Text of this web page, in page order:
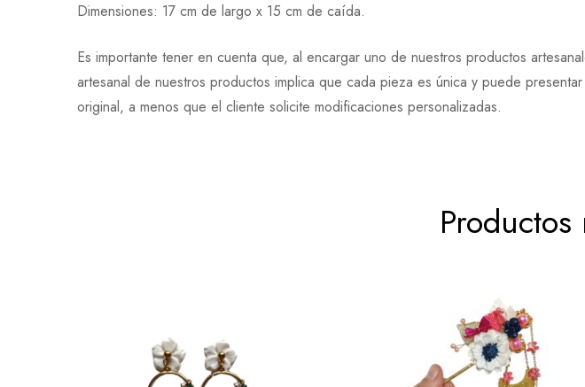
Dimensiones: 17 cm de largo x 15 cm de caída.
Es importante tener en cuenta que, al encargar uno de nuestros productos
artesanal de nuestros productos implica que cada pieza es única y puede
original, a menos que el cliente solicite modificaciones personalizadas.